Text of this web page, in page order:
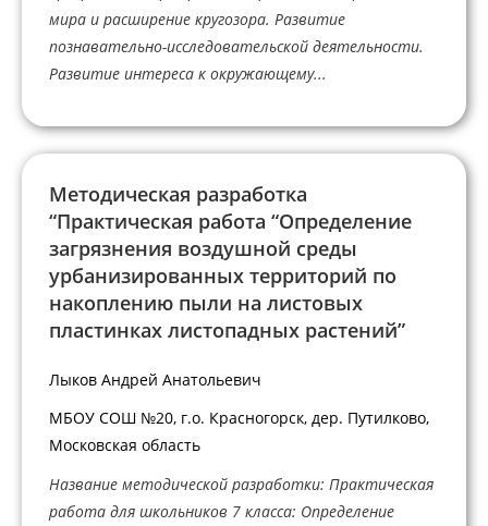
мира и расширение кругозора. Развитие
познавательно-исследовательской деятельности.
Развитие интереса к окружающему...
Методическая разработка
“Практическая работа “Определение
загрязнения воздушной среды
урбанизированных территорий по
накоплению пыли на листовых
пластинках листопадных растений”
Лыков Андрей Анатольевич
МБОУ СОШ №20, г.о. Красногорск, дер. Путилково,
Московская область
Название методической разработки: Практическая
работа для школьников 7 класса: Определение